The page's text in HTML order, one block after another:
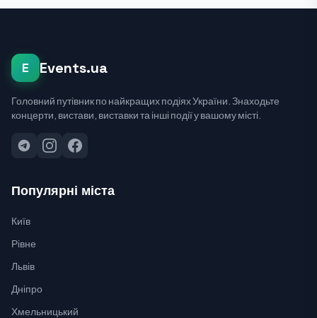
E Events.ua
Головний путівник по найкращих подіях України. Знаходьте
концерти, вистави, виставки та інші події у вашому місті.
Популярні міста
Київ
Рівне
Львів
Дніпро
Хмельницький